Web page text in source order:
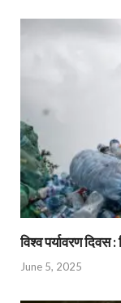
विश्व पर्यावरण दिवस
June 5, 2025